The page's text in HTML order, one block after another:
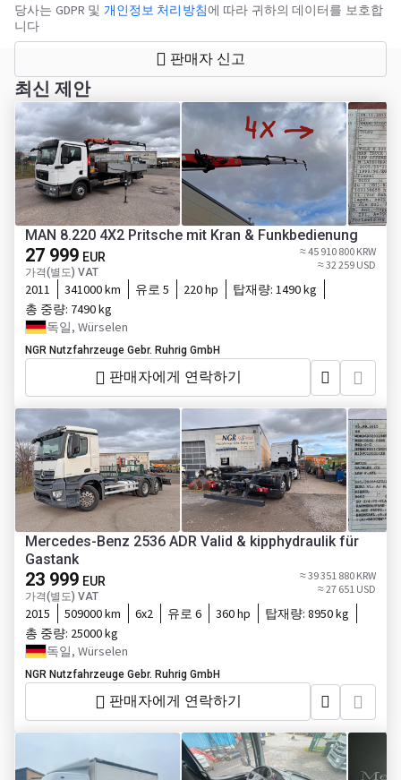
당사는 GDPR 및 개인정보 처리방침에 따라 귀하의 데이터를 보호합
니다
판매자 신고
최신 제안
MAN 8.220 4X2 Pritsche mit Kran & Funkbedienung
27 999 EUR
가격(별도) VAT
≈ 45 910 800 KRW
≈ 32 259 USD
2011 341000 km 유로 5 220 hp 탑재량: 1490 kg
총 중량: 7490 kg
독일, Würselen
NGR Nutzfahrzeuge Gebr. Ruhrig GmbH
판매자에게 연락하기
Mercedes-Benz 2536 ADR Valid & kipphydraulik für
Gastank
23 999 EUR
가격(별도) VAT
≈ 39 351 880 KRW
≈ 27 651 USD
2015 509000 km 6x2 유로 6 360 hp 탑재량: 8950 kg
총 중량: 25000 kg
독일, Würselen
NGR Nutzfahrzeuge Gebr. Ruhrig GmbH
판매자에게 연락하기